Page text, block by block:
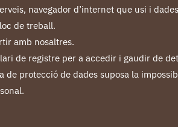
navegador d’internet que usi i
de treball.
amb nosaltres.
de registre per a accedir i gaudir de
protecció de dades suposa la